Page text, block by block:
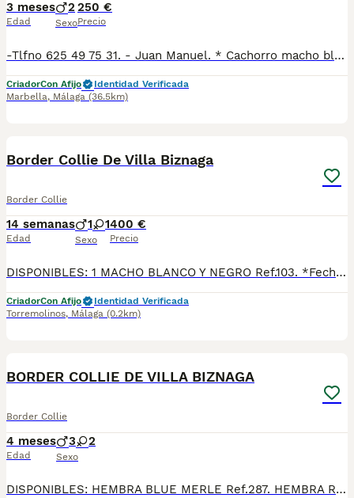
3 meses
Edad
2
Sexo
250 €
Precio
-Tlfno 625 49 75 31. - Juan Manuel. * Cachorro macho blanco y negro disponible. * Se entrega vacunado y desparasitado con la cartilla veterinaria. * Hacemos revisión veterinaria completa con test de Parvo y coronavirus para garantizar que están sanos.
CriadorCon Afijo
Identidad Verificada
Marbella, Málaga (36.5km)
Border Collie De Villa Biznaga
Border Collie
14 semanas
Edad
1 1
Sexo
400 €
Precio
DISPONIBLES: 1 MACHO BLANCO Y NEGRO Ref.103. *Fecha de nacimiento 25/04/2026. Todos nuestros cachorros se entregan con su Cartilla Sanitaria, 3 vacunas, 3 desparasitaciones y la hoja para la inscripción en el LOE para solicitar el pedigree (opcional). Con 5 días de Garantía Vírica y 5 meses de Garantía Genética. Nuestra web: www.villabiznaga.com. Instagram: villabiznaga_bordercollie. Facebook: Villa Biznaga. Para solicitar más información, videos o fotos de algún cachorro o camada en concreto a través de wasap al 606 816 817.
CriadorCon Afijo
Identidad Verificada
Torremolinos, Málaga (0.2km)
BORDER COLLIE DE VILLA BIZNAGA
Border Collie
4 meses
Edad
3 2
Sexo
DISPONIBLES: HEMBRA BLUE MERLE Ref.287. HEMBRA RED MERLE Ref.288. MACHO BLUE MERLE Ref.289. MACHO RED MERLE Ref.290. MACHO RED MERLE Ref.291. Fecha de nacimiento 19/03/2026. Todos nuestros cachorros se entregan con su Cartilla Sanitaria, 3 vacunas, 3 desparasitaciones y la hoja para la inscripción en el LOE para solicitar el pedigree (opcional). Con 5 días de Garantía Vírica y 5 meses de Garantía Genética. Nuestra web: www.villabiznaga.com. Instagram: villabiznaga_bordercollie. Facebook: Villa Biznaga. Para solicitar más información, videos o fotos de algún cachorro o camada en concreto a través de wasap al 606 816 817.